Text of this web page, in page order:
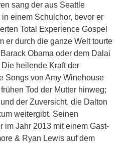
sang der aus Seattle
einem Schulchor, bevor er
Total Experience Gospel
er durch die ganze Welt tourte
Obama oder dem Dalai
heilende Kraft der
Songs von Amy Winehouse
Tod der Mutter hinweg;
der Zuversicht, die Dalton
weitergibt. Seinen
im Jahr 2013 mit einem Gast-
& Ryan Lewis auf dem